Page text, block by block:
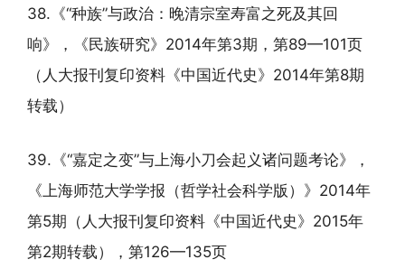
38.《“种族”与政治：晚清宗室寿富之死及其回
响》，《民族研究》2014年第3期，第89—101页
（人大报刊复印资料《中国近代史》2014年第8期
转载）
39.《“嘉定之变”与上海小刀会起义诸问题考论》，
《上海师范大学学报（哲学社会科学版）》2014年
第5期（人大报刊复印资料《中国近代史》2015年
第2期转载），第126—135页